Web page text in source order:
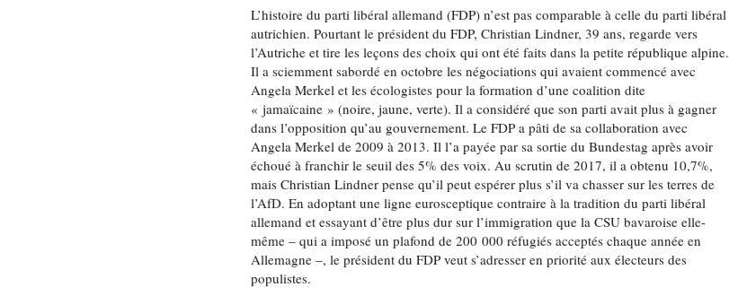
L’histoire du parti libéral allemand (FDP) n’est pas comparable à celle du parti libéral
autrichien. Pourtant le président du FDP, Christian Lindner, 39 ans, regarde vers
l’Autriche et tire les leçons des choix qui ont été faits dans la petite république alpine.
Il a sciemment sabordé en octobre les négociations qui avaient commencé avec
Angela Merkel et les écologistes pour la formation d’une coalition dite
« jamaïcaine » (noire, jaune, verte). Il a considéré que son parti avait plus à gagner
dans l’opposition qu’au gouvernement. Le FDP a pâti de sa collaboration avec
Angela Merkel de 2009 à 2013. Il l’a payée par sa sortie du Bundestag après avoir
échoué à franchir le seuil des 5% des voix. Au scrutin de 2017, il a obtenu 10,7%,
mais Christian Lindner pense qu’il peut espérer plus s’il va chasser sur les terres de
l’AfD. En adoptant une ligne eurosceptique contraire à la tradition du parti libéral
allemand et essayant d’être plus dur sur l’immigration que la CSU bavaroise elle-
même – qui a imposé un plafond de 200 000 réfugiés acceptés chaque année en
Allemagne –, le président du FDP veut s’adresser en priorité aux électeurs des
populistes.